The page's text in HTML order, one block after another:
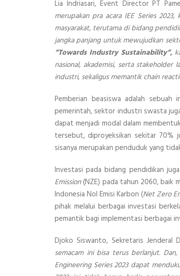
Lia Indriasari, Event Director PT
merupakan pra acara IEE Series
masyarakat, terutama di bidang
jangka panjang untuk mewujudkan
“Towards Industry Sustainability”,
nasional, akademisi, serta stakeholder
industri, sekaligus memantik chain
Pemberian beasiswa adalah
pemerintah, sektor industri swasta
dapat menjadi modal dalam
tersebut, diproyeksikan sekitar 70%
sisanya merupakan penduduk yang
Investasi pada bidang pendidikan
Emission(NZE) pada tahun 2060, baik
Indonesia Nol Emisi Karbon (Net Zero
pihak melalui berbagai investasi
pemantik bagi implementasi berbagai
Djoko Siswanto, Sekretaris Jenderal
semacam ini bisa terus berlanjut.
Engineering Series 2023 dapat